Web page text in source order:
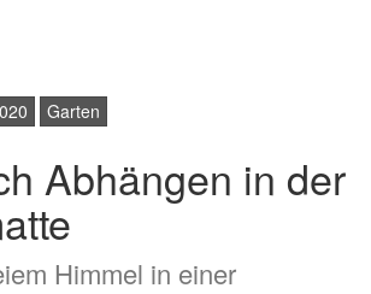
Garten
Abhängen in der
Himmel in einer